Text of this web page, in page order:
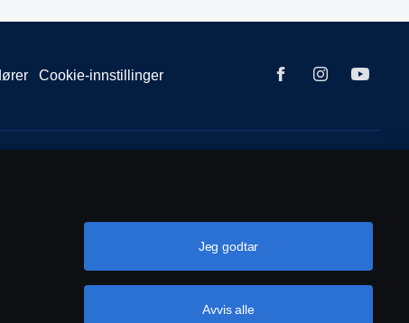
Cookie-innstillinger
Avvis alle
Jeg godtar